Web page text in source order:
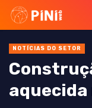
NOTÍCIAS DO SETOR
aquecida